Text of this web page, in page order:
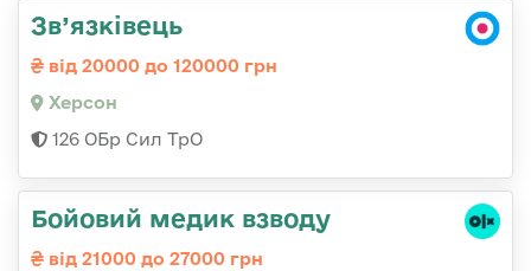
Зв’язківець
від 20000 до 120000 грн
Херсон
126 ОБр Сил ТрО
Бойовий медик взводу
від 21000 до 27000 грн